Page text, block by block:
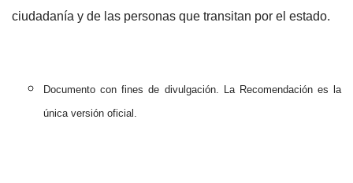
ciudadanía y de las personas que transitan por el estado.
Documento con fines de divulgación. La Recomendación es la
única versión oficial.